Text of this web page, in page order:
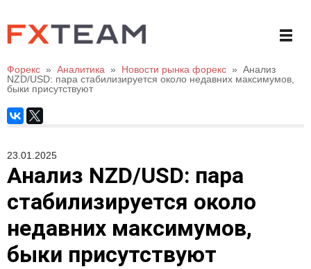
Форекс » Аналитика » Новости рынка форекс » Анализ
NZD/USD: пара стабилизируется около недавних максимумов,
быки присутствуют
23.01.2025
Анализ NZD/USD: пара
стабилизируется около
недавних максимумов,
быки присутствуют